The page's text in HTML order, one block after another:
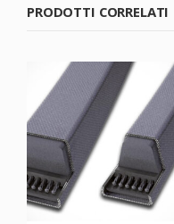
PRODOTTI CORRELATI